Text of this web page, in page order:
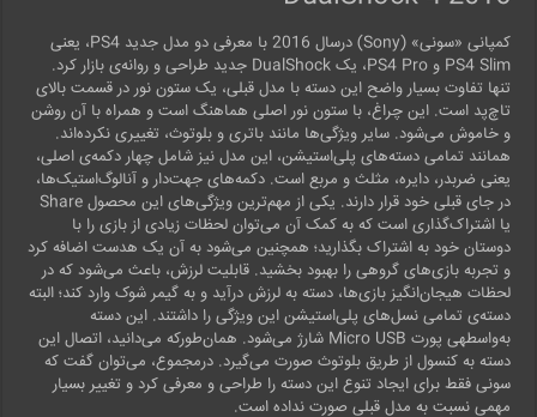
کمپانی «سونی» (Sony) درسال 2016 با معرفی دو مدل جدید PS4، یعنی
PS4 Slim و PS4 Pro، یک DualShock جدید طراحی و روانه‌ی بازار کرد.
تنها تفاوت بسیار واضح این دسته با مدل قبلی، یک ستون نور در قسمت بالای
تاچ‌پد است. این چراغ، با ستون نور اصلی هماهنگ است و همراه با آن روشن
و خاموش می‌شود. سایر ویژگی‌ها مانند باتری و بلوتوث، تغییری نکرده‌اند.
همانند تمامی دسته‌های پلی‌استیشن، این مدل نیز شامل چهار دکمه‌ی اصلی،
یعنی ضربدر، دایره، مثلث و مربع است. دکمه‌های جهت‌دار و آنالوگ‌استیک‌ها،
در جای قبلی خود قرار دارند. یکی از مهم‌ترین ویژگی‌های این محصول Share
یا اشتراک‌گذاری است که به کمک آن می‌توان لحظات زیادی از بازی را با
دوستان خود به اشتراک بگذارید؛ همچنین می‌شود به آن‌ یک هدست اضافه کرد
و تجربه بازی‌های گروهی را بهبود بخشید. قابلیت لرزش، باعث می‌شود که در
لحظات هیجان‌انگیز بازی‌ها، دسته به لرزش درآید و به گیمر شوک وارد کند؛ البته
دسته‌ی تمامی نسل‌های پلی‌استیشن این ویژگی را داشتند. این دسته
به‌واسطه‎ی پورت Micro USB شارژ می‌شود. همان‌طورکه می‌دانید، اتصال این
دسته به کنسول از طریق بلوتوث صورت می‌گیرد. درمجموع، می‌‎توان گفت که
سونی فقط برای ایجاد تنوع این دسته را طراحی و معرفی کرد و تغییر بسیار
مهمی نسبت به مدل قبلی صورت نداده ‌است.